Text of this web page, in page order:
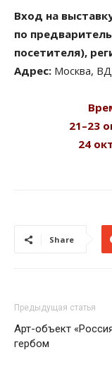
Вход на
по
посетителя),
Адрес: Москва,
21–23
24
Share
Предыдущая статья
Арт-объект
гербом